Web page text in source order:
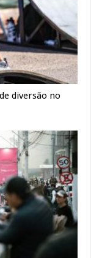
diversão no